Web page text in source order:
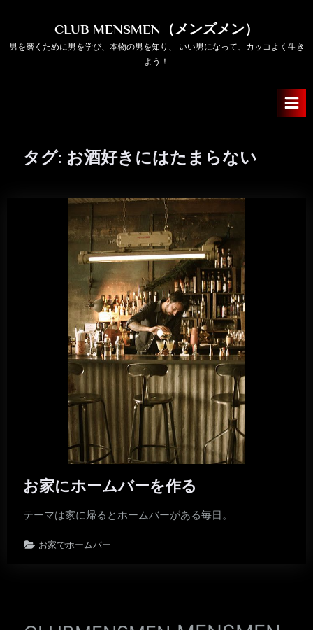
content
CLUB MENSMEN（メンズメン）
男を磨くために男を学び、本物の男を知り、 いい男になって、カッコよく生き
よう！
タグ: お酒好きにはたまらない
お家にホームバーを作る
テーマは家に帰るとホームバーがある毎日。
お家でホームバー